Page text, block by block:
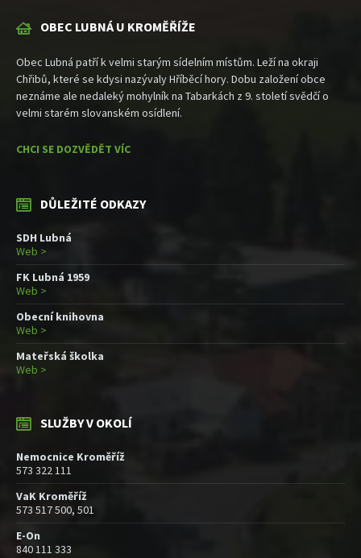
OBEC LUBNÁ U KROMĚŘÍŽE
Obec Lubná patří k velmi starým sídelním místům. Leží na okraji
Chřibů, které se kdysi nazývaly Hříběcí hory. Dobu založení obce
neznáme ale nedaleký mohylník na Tabarkách z 9. století svědčí o
velmi starém slovanském osídlení.
CHCI SE DOZVĚDĚT VÍC
DŮLEŽITÉ ODKAZY
SDH Lubná
Web >
FK Lubná 1959
Web >
Obecní knihovna
Web >
Mateřská školka
Web >
SLUŽBY V OKOLÍ
Nemocnice Kroměříž
573 322 111
VaK Kroměříž
573 517 500, 501
E-On
840 111 333